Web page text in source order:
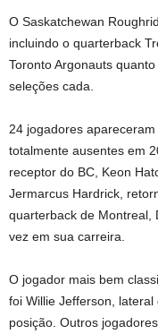
O Saskatchewan
incluindo o quarterback
Toronto Argonauts
seleções cada.
24 jogadores
totalmente ausentes em
receptor do BC, Keon
Jermarcus Hardrick,
quarterback de Montreal,
vez em sua carreira.
O jogador mais bem
foi Willie Jefferson,
posição. Outros